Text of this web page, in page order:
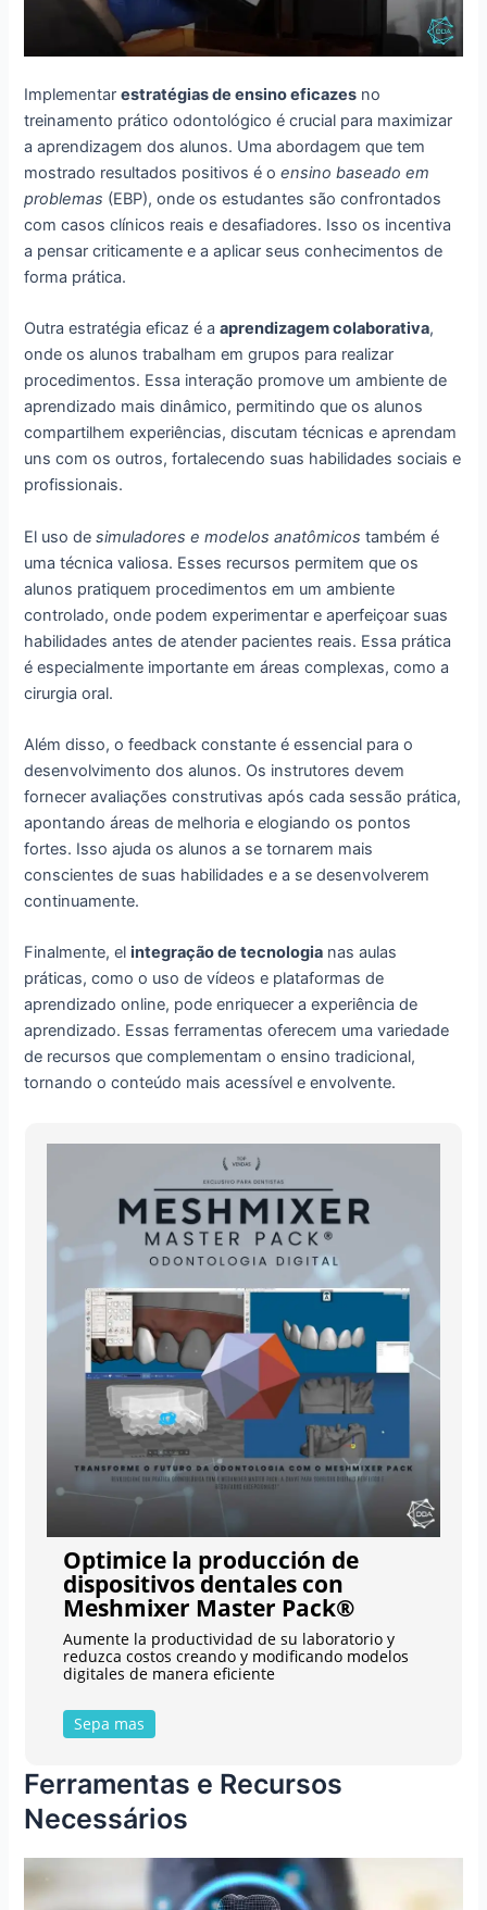
Implementarestratégias de ensino eficazes no
treinamento prático odontológico é crucial para maximizar
a aprendizagem dos alunos. Uma abordagem que tem
mostrado resultados positivos é oensino baseado em
problemas (EBP), onde os estudantes são confrontados
com casos clínicos reais e desafiadores. Isso os incentiva
a pensar criticamente e a aplicar seus conhecimentos de
forma prática.
Outra estratégia eficaz é aaprendizagem colaborativa,
onde os alunos trabalham em grupos para realizar
procedimentos. Essa interação promove um ambiente de
aprendizado mais dinâmico, permitindo que os alunos
compartilhem experiências, discutam técnicas e aprendam
uns com os outros, fortalecendo suas habilidades sociais e
profissionais.
El uso desimuladores e modelos anatômicos também é
uma técnica valiosa. Esses recursos permitem que os
alunos pratiquem procedimentos em um ambiente
controlado, onde podem experimentar e aperfeiçoar suas
habilidades antes de atender pacientes reais. Essa prática
é especialmente importante em áreas complexas, como a
cirurgia oral.
Além disso, o feedback constante é essencial para o
desenvolvimento dos alunos. Os instrutores devem
fornecer avaliações construtivas após cada sessão prática,
apontando áreas de melhoria e elogiando os pontos
fortes. Isso ajuda os alunos a se tornarem mais
conscientes de suas habilidades e a se desenvolverem
continuamente.
Finalmente, elintegração de tecnologia nas aulas
práticas, como o uso de vídeos e plataformas de
aprendizado online, pode enriquecer a experiência de
aprendizado. Essas ferramentas oferecem uma variedade
de recursos que complementam o ensino tradicional,
tornando o conteúdo mais acessível e envolvente.
Optimice la producción de
dispositivos dentales con
Meshmixer Master Pack®
Aumente la productividad de su laboratorio y
reduzca costos creando y modificando modelos
digitales de manera eficiente
Sepa mas
Ferramentas e Recursos
Necessários